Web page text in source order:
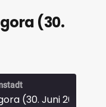
(30.
(30. Juni 2022)